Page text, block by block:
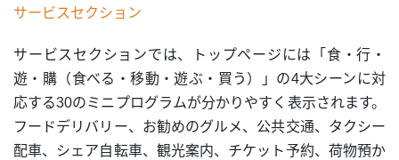
サービスセクション
サービスセクションでは、トップページには「食・行・
遊・購（食べる・移動・遊ぶ・買う）」の4大シーンに対
応する30のミニプログラムが分かりやすく表示されます。
フードデリバリー、お勧めのグルメ、公共交通、タクシー
配車、シェア自転車、観光案内、チケット予約、荷物預か